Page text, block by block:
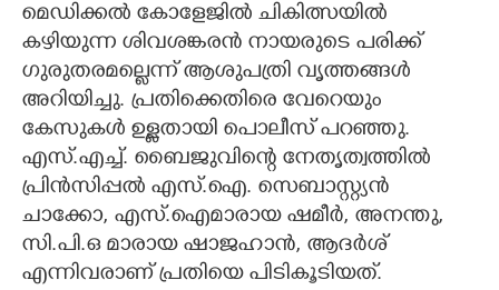
മെഡിക്കൽ കോളേജിൽ ചികിത്സയിൽ
കഴിയുന്ന ശിവശങ്കരൻ നായരുടെ പരിക്ക്
ഗുരുതരമല്ലെന്ന് ആശുപത്രി വൃത്തങ്ങൾ
അറിയിച്ചു. പ്രതിക്കെതിരെ വേറെയും
കേസുകൾ ഉള്ളതായി പൊലീസ് പറഞ്ഞു.
എസ്.എച്ച്. ബൈജുവിന്റെ നേതൃത്വത്തിൽ
പ്രിൻസിപ്പൽ എസ്.ഐ. സെബാസ്റ്റ്യൻ
ചാക്കോ, എസ്.ഐമാരായ ഷമീർ, അനന്തു,
സി.പി.ഒ മാരായ ഷാജഹാൻ, ആദർശ്
എന്നിവരാണ് പ്രതിയെ പിടികൂടിയത്.